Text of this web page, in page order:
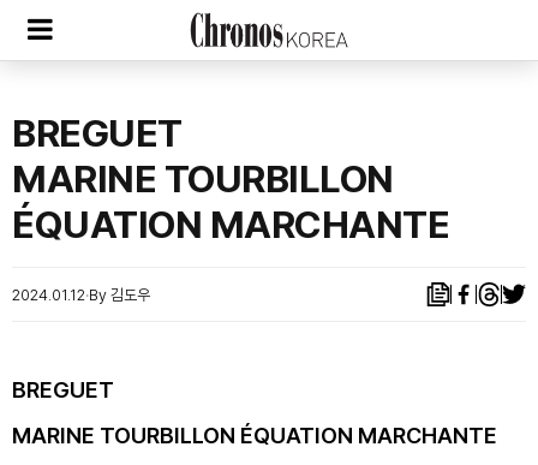
BREGUET
MARINE TOURBILLON
ÉQUATION MARCHANTE
2024.01.12 By 김도우
BREGUET
MARINE TOURBILLON ÉQUATION MARCHANTE